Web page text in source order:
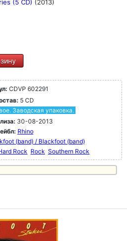
(5 CD) (2013)
CDVP 602291
5 CD
Заводская упаковка.
30-08-2013
Rhino
(band) / Blackfoot (band)
Rock Rock Southern Rock